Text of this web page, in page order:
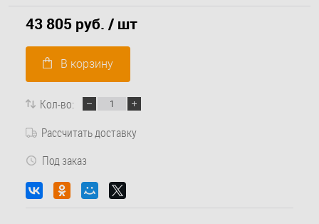
43 805 руб. / шт
В корзину
Кол-во:
Рассчитать доставку
Под заказ